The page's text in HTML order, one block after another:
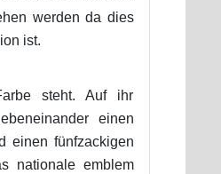
werden da dies
ist.
steht. Auf ihr
einen
einen fünfzackigen
nationale emblem